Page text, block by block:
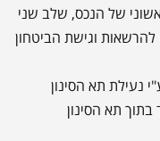
של הנכס, שלב שני
וגישת הביטחון
נעילת תא הסינון
תא הסינון